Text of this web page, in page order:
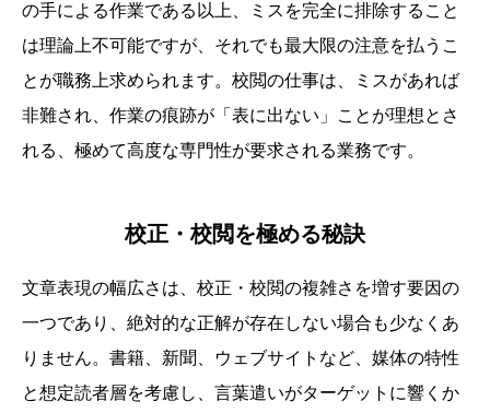
の手による作業である以上、ミスを完全に排除すること
は理論上不可能ですが、それでも最大限の注意を払うこ
とが職務上求められます。校閲の仕事は、ミスがあれば
非難され、作業の痕跡が「表に出ない」ことが理想とさ
れる、極めて高度な専門性が要求される業務です。
校正・校閲を極める秘訣
文章表現の幅広さは、校正・校閲の複雑さを増す要因の
一つであり、絶対的な正解が存在しない場合も少なくあ
りません。書籍、新聞、ウェブサイトなど、媒体の特性
と想定読者層を考慮し、言葉遣いがターゲットに響くか